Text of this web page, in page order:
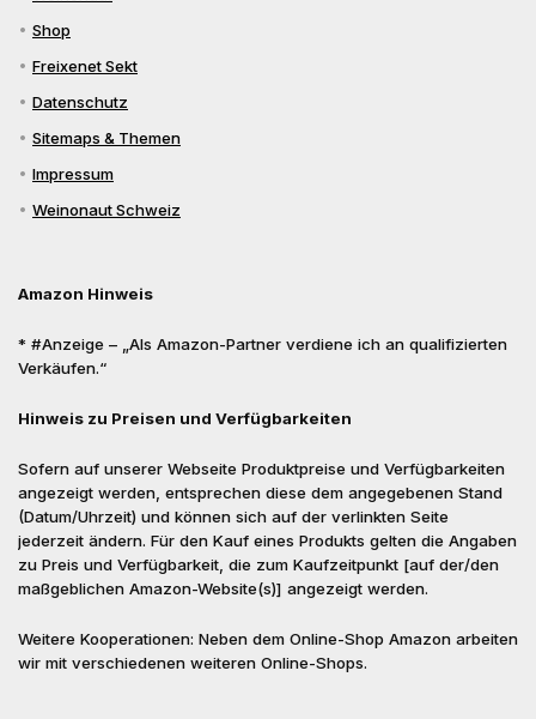
Shop
Freixenet Sekt
Datenschutz
Sitemaps & Themen
Impressum
Weinonaut Schweiz
Amazon Hinweis
* #Anzeige – „Als Amazon-Partner verdiene ich an qualifizierten
Verkäufen.“
Hinweis zu Preisen und Verfügbarkeiten
Sofern auf unserer Webseite Produktpreise und Verfügbarkeiten
angezeigt werden, entsprechen diese dem angegebenen Stand
(Datum/Uhrzeit) und können sich auf der verlinkten Seite
jederzeit ändern. Für den Kauf eines Produkts gelten die Angaben
zu Preis und Verfügbarkeit, die zum Kaufzeitpunkt [auf der/den
maßgeblichen Amazon-Website(s)] angezeigt werden.
Weitere Kooperationen: Neben dem Online-Shop Amazon arbeiten
wir mit verschiedenen weiteren Online-Shops.